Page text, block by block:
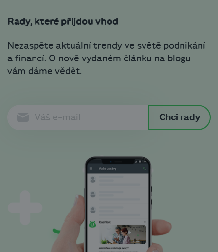
Rady, které přijdou vhod
Nezaspěte aktuální trendy ve světě podnikání
a financí. O nově vydaném článku na blogu
vám dáme vědět.
Chci rady